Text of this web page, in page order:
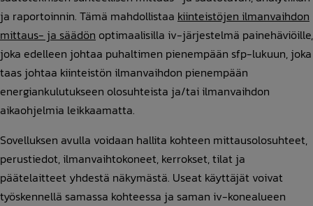
ja raportoinnin. Tämä mahdollistaa kiinteistöjen ilmanvaihdon
mittaus- ja säädön optimaalisilla iv-järjestelmä painehäviöille,
joka edelleen johtaa puhaltimen pienempään sfp-lukuun, joka
taas johtaa kiinteistön ilmanvaihdon pienempään
energiankulutukseen olosuhteista ja/tai ilmanvaihdon
aikaohjelmia leikkaamatta.
Sovelluksen avulla voidaan hallita kohteen mittausolosuhteet,
perustiedot, ilmanvaihtokoneet, kerrokset, tilat ja
päätelaitteet yhdestä näkymästä. Useat käyttäjät voivat
työskennellä samassa kohteessa ja saman iv-konealueen